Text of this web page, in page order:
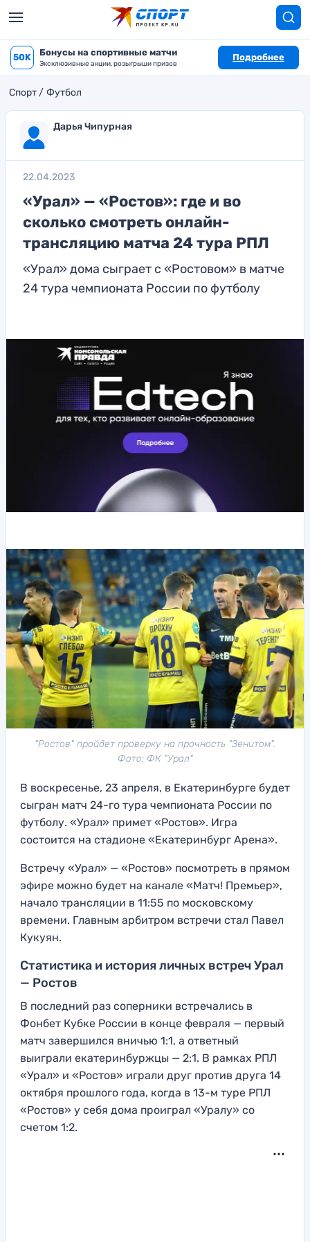
50K Бонусы на спортивные матчи
Эксклюзивные акции, розыгрыши призов
Подробнее
Спорт Футбол
Дарья Чипурная
22.04.2023
«Урал» — «Ростов»: где и во
сколько смотреть онлайн-
трансляцию матча 24 тура РПЛ
«Урал» дома сыграет с «Ростовом» в матче
24 тура чемпионата России по футболу
"Ростов" пройдет проверку на прочность "Зенитом".
Фото: ФК "Урал"
В воскресенье, 23 апреля, в Екатеринбурге будет
сыгран матч 24-го тура чемпионата России по
футболу. «Урал» примет «Ростов». Игра
состоится на стадионе «Екатеринбург Арена».
Встречу «Урал» — «Ростов» посмотреть в прямом
эфире можно будет на канале «Матч! Премьер»,
начало трансляции в 11:55 по московскому
времени. Главным арбитром встречи стал Павел
Кукуян.
Статистика и история личных встреч Урал
— Ростов
В последний раз соперники встречались в
Фонбет Кубке России в конце февраля — первый
матч завершился вничью 1:1, а ответный
выиграли екатеринбуржцы — 2:1. В рамках РПЛ
«Урал» и «Ростов» играли друг против друга 14
октября прошлого года, когда в 13-м туре РПЛ
«Ростов» у себя дома проиграл «Уралу» со
счетом 1:2.